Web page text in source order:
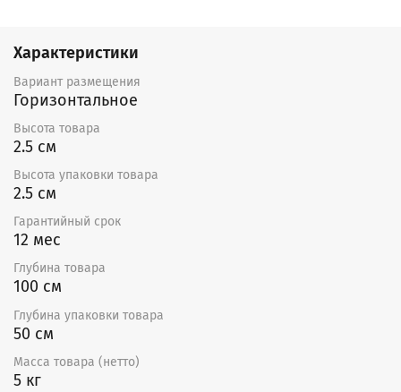
Фильтрующая вставка FRr с карманами из
синтетического волокна.
Класс очистки F5-EU5.
Монтаж в горизонтальных каналах. В вертикальных
каналах карманами вниз во избежание складывания
карманов.
Допустимая температура перемещаемого воздуха от
-40 до +70 °С
Фильтруемый воздух не должен содержать
агрессивных газов и паров.
Характеристики
Вариант размещения
Горизонтальное
Высота товара
2.5 см
Высота упаковки товара
2.5 см
Гарантийный срок
12 мес
Глубина товара
100 см
Глубина упаковки товара
50 см
Масса товара (нетто)
5 кг